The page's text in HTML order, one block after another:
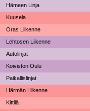
Hämeen Linja
Kuusela
Oras Liikenne
Lehtosen Liikenne
Autolinjat
Koiviston Oulu
Paikallislinjat
Härmän Liikenne
Kittilä